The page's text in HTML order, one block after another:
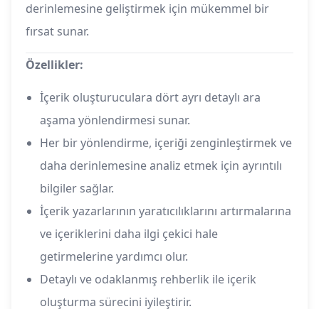
derinlemesine geliştirmek için mükemmel bir
fırsat sunar.
Özellikler:
İçerik oluşturuculara dört ayrı detaylı ara
aşama yönlendirmesi sunar.
Her bir yönlendirme, içeriği zenginleştirmek ve
daha derinlemesine analiz etmek için ayrıntılı
bilgiler sağlar.
İçerik yazarlarının yaratıcılıklarını artırmalarına
ve içeriklerini daha ilgi çekici hale
getirmelerine yardımcı olur.
Detaylı ve odaklanmış rehberlik ile içerik
oluşturma sürecini iyileştirir.